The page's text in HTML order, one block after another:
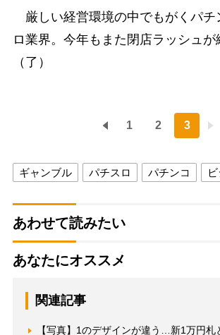
厳しい経営環境の中でもがくパチ
ロ業界。今年もまた閉店ラッシュが
（了）
1 2 3
ギャンブル パチスロ パチンコ
あわせて読みたい
あなたにオススメ
関連記事
【写真】1のデザインが違う…新1万円札